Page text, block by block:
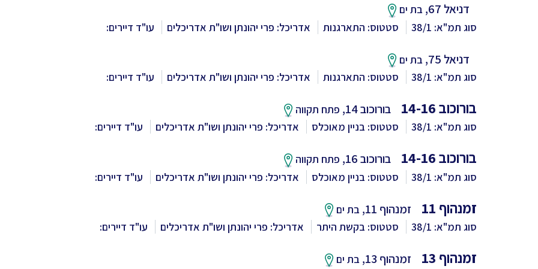
דניאל 67,
בת ים
סוג תמ"א: 38/1
סטטוס: התארגנות אדריכל: פרי יהונתן ושו"ת אדריכלים עו"ד דיירים:
דניאל 75,
בת ים
סוג תמ"א: 38/1
סטטוס: התארגנות אדריכל: פרי יהונתן ושו"ת אדריכלים עו"ד דיירים:
בורוכוב 14-16 בורוכוב 14,
פתח תקווה
סוג תמ"א: 38/1
סטטוס: בניין מאוכלס אדריכל: פרי יהונתן ושו"ת אדריכלים עו"ד דיירים:
בורוכוב 14-16 בורוכוב 16,
פתח תקווה
סוג תמ"א: 38/1
סטטוס: בניין מאוכלס אדריכל: פרי יהונתן ושו"ת אדריכלים עו"ד דיירים:
זמנהוף 11 זמנהוף 11,
בת ים
סוג תמ"א: 38/1
סטטוס: בקשת היתר אדריכל: פרי יהונתן ושו"ת אדריכלים עו"ד דיירים:
זמנהוף 13 זמנהוף 13,
בת ים